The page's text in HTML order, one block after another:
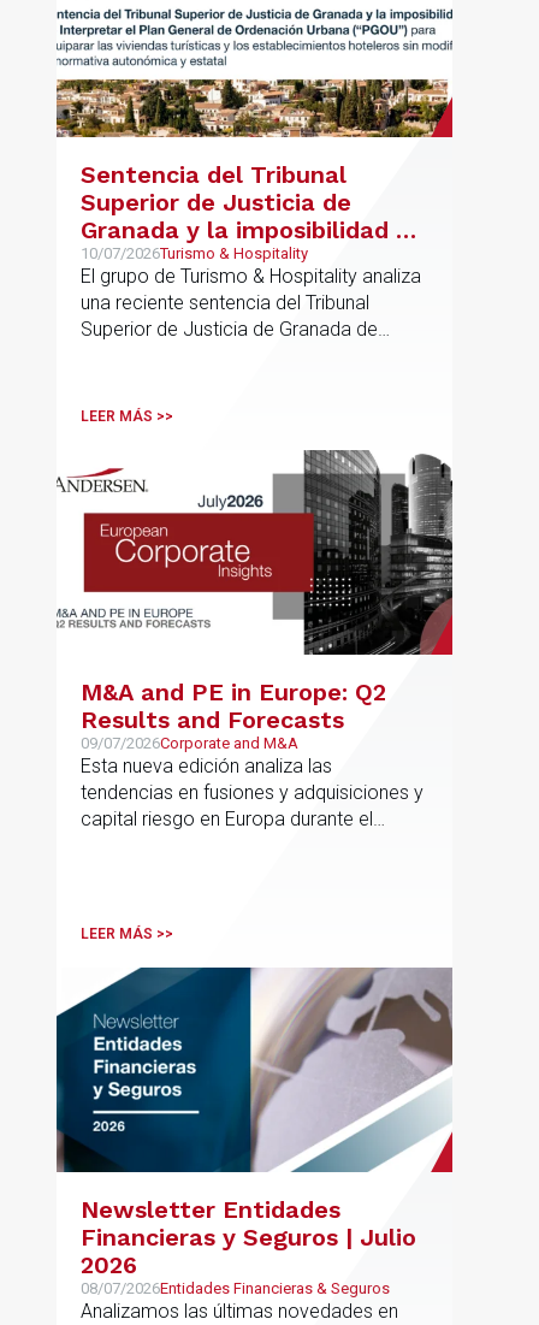
Sentencia del Tribunal
Superior de Justicia de
Granada y la imposibilidad de
Interpretar el Plan General
de Ordenación Urbana
(“PGOU”) para equiparar las
viviendas turísticas y los
autonómica y estatal
10/07/2026Turismo & Hospitality
El grupo de Turismo & Hospitality analiza
una reciente sentencia del Tribunal
Superior de Justicia de Granada de
LEER MÁS >>
M&A and PE in Europe: Q2
Results and Forecasts
09/07/2026Corporate and M&A
Esta nueva edición analiza las
tendencias en fusiones y adquisiciones y
capital riesgo en Europa durante el
LEER MÁS >>
Newsletter Entidades
Financieras y Seguros | Julio
2026
08/07/2026Entidades Financieras & Seguros
Analizamos las últimas novedades en